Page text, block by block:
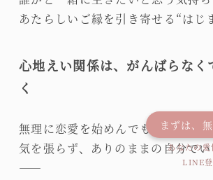
あたらしいご縁を引き寄せる“はじ
心地えい関係は、がんばらなく
く
無理に恋愛を始めんでもえい。
気を張らず、ありのままの自分で
――
まずは、
あなたの愛
LINE